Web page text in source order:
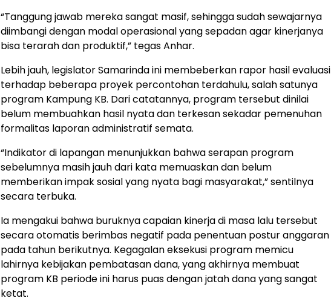
​“Tanggung jawab mereka sangat masif, sehingga sudah sewajarnya
diimbangi dengan modal operasional yang sepadan agar kinerjanya
bisa terarah dan produktif,” tegas Anhar.
​Lebih jauh, legislator Samarinda ini membeberkan rapor hasil evaluasi
terhadap beberapa proyek percontohan terdahulu, salah satunya
program Kampung KB. Dari catatannya, program tersebut dinilai
belum membuahkan hasil nyata dan terkesan sekadar pemenuhan
formalitas laporan administratif semata.
​“Indikator di lapangan menunjukkan bahwa serapan program
sebelumnya masih jauh dari kata memuaskan dan belum
memberikan impak sosial yang nyata bagi masyarakat,” sentilnya
secara terbuka.
​Ia mengakui bahwa buruknya capaian kinerja di masa lalu tersebut
secara otomatis berimbas negatif pada penentuan postur anggaran
pada tahun berikutnya. Kegagalan eksekusi program memicu
lahirnya kebijakan pembatasan dana, yang akhirnya membuat
program KB periode ini harus puas dengan jatah dana yang sangat
ketat.